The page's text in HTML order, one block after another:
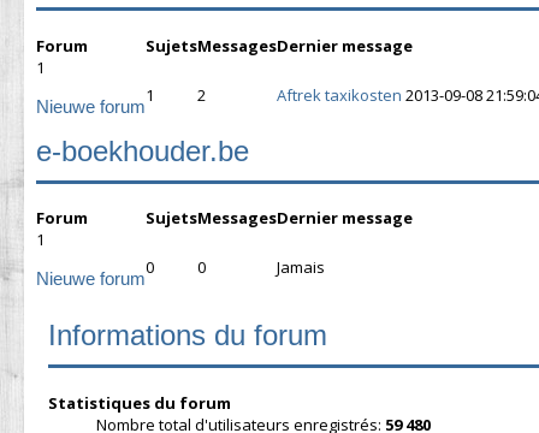
Forum SujetsMessagesDernier message
1
Nieuwe forum
1 2 Aftrek taxikosten 2013-09-08
e-boekhouder.be
Forum SujetsMessagesDernier message
1
Nieuwe forum
0 0 Jamais
Informations du forum
Statistiques du forum
Nombre total d'utilisateurs enregistrés: 59 480